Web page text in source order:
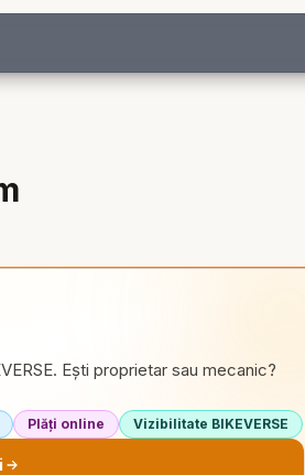
Ești proprietar sau mecanic?
Plăți online Vizibilitate BIKEVERSE